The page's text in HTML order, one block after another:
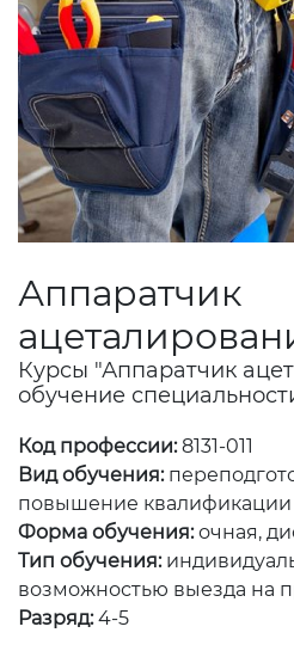
Аппаратчик
Курсы "Аппаратчик
обучение
Код профессии:8131-011
Вид обучения:
повышение квалификации
Форма обучения: очная,
Тип обучения:
возможностью выезда на
Разряд: 4-5